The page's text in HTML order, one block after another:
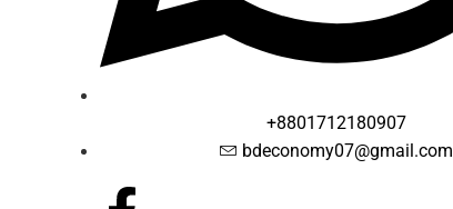
+8801712180907
bdeconomy07@gmail.com